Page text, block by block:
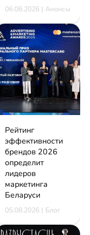
06.08.2026 | Анонсы
Рейтинг
эффективности
брендов 2026
определит
лидеров
маркетинга
Беларуси
05.08.2026 | Блог